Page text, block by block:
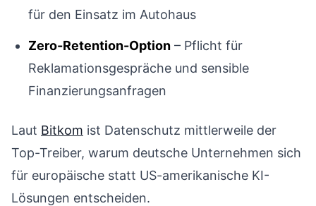
für den Einsatz im Autohaus
Zero-Retention-Option – Pflicht für
Reklamationsgespräche und sensible
Finanzierungsanfragen
Laut Bitkom ist Datenschutz mittlerweile der
Top-Treiber, warum deutsche Unternehmen sich
für europäische statt US-amerikanische KI-
Lösungen entscheiden.